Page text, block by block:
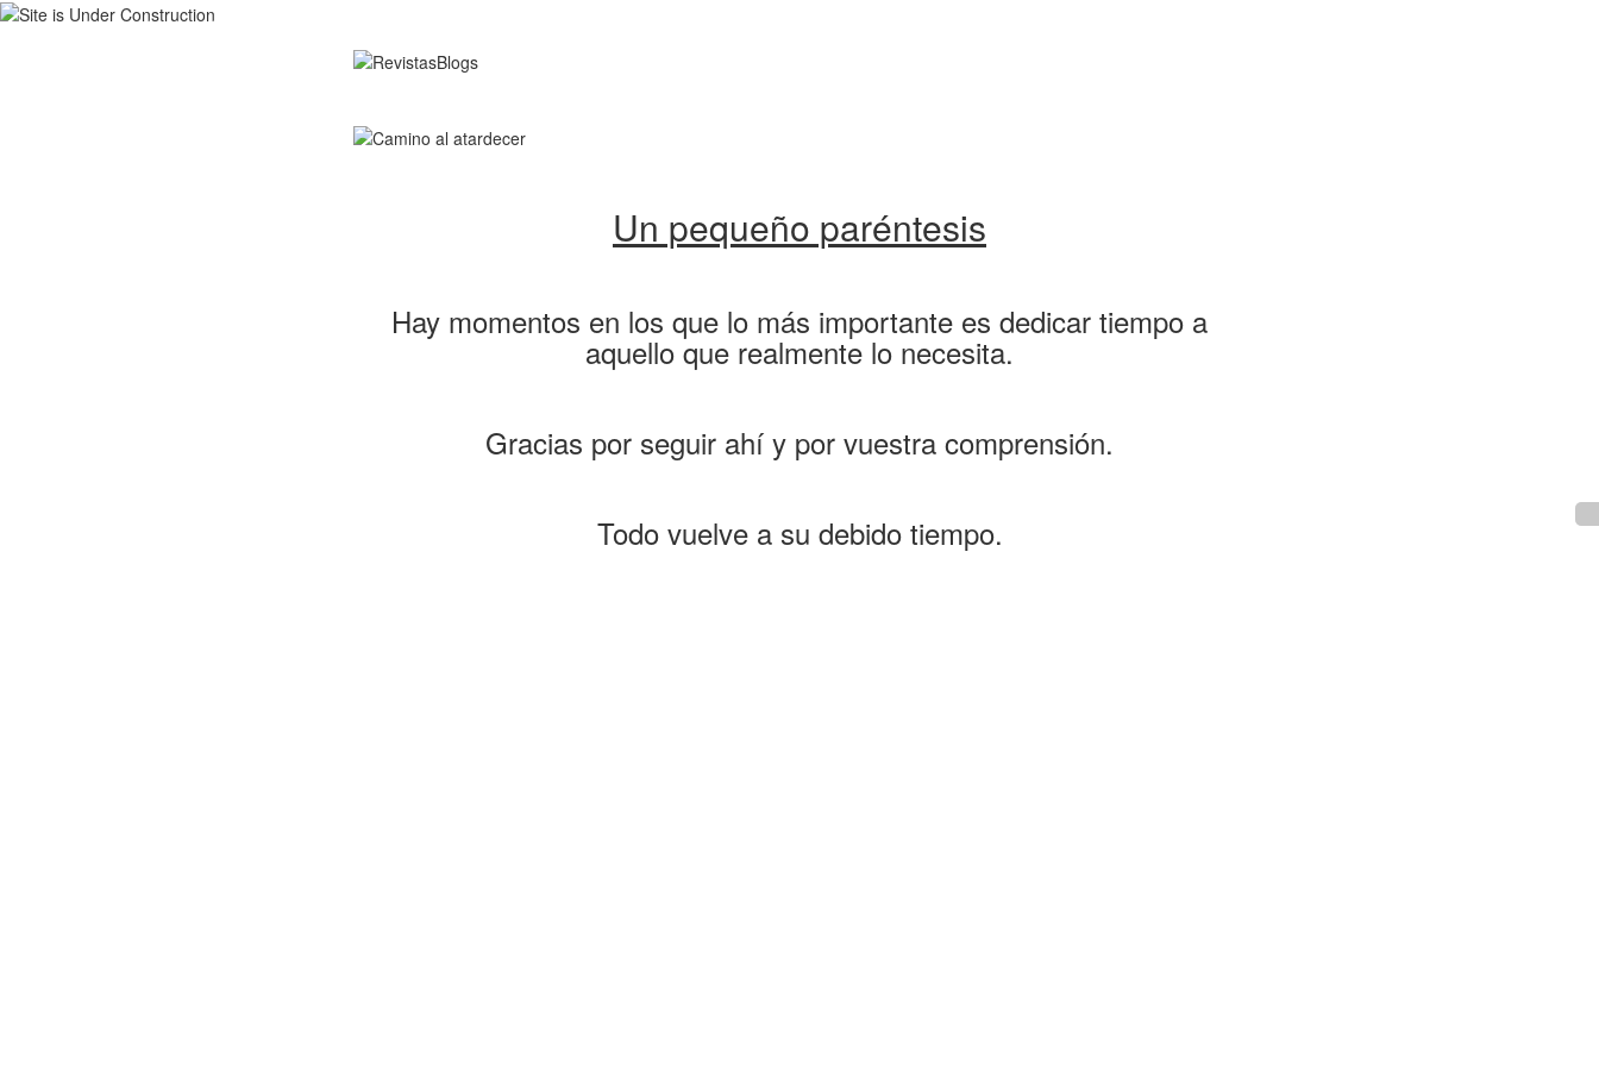
Un pequeño paréntesis
Hay momentos en los que lo más importante es dedicar tiempo a
aquello que realmente lo necesita.
Gracias por seguir ahí y por vuestra comprensión.
Todo vuelve a su debido tiempo.